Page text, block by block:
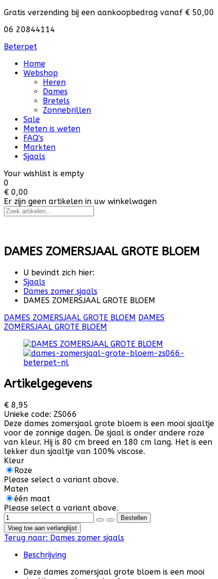
Gratis verzending bij een aankoopbedrag vanaf € 50,00
06 20844114
Beterpet
Home
Webshop
Heren
Dames
Bretels
Zonnebrillen
Sale
Meten is weten
FAQ's
Markten
Sjaals
Your wishlist is empty
0
€ 0,00
Er zijn geen artikelen in uw winkelwagen
DAMES ZOMERSJAAL GROTE BLOEM
U bevindt zich hier:
Sjaals
Dames zomer sjaals
DAMES ZOMERSJAAL GROTE BLOEM
DAMES ZOMERSJAAL GROTE BLOEM DAMES
ZOMERSJAAL GROTE BLOEM
Artikelgegevens
€ 8,95
Unieke code: ZS066
Deze dames zomersjaal grote bloem is een mooi sjaaltje
voor de zonnige dagen. De sjaal is onder andere roze
van kleur. Hij is 80 cm breed en 180 cm lang. Het is een
lekker dun sjaaltje van 100% viscose.
Kleur
Roze
Please select a variant above.
Maten
één maat
Please select a variant above.
Voeg toe aan verlanglijst
Terug naar: Dames zomer sjaals
Beschrijving
Deze dames zomersjaal grote bloem is een mooi